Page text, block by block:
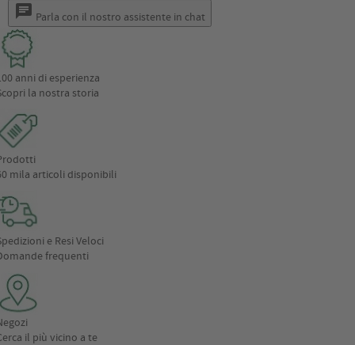
chat Parla con il nostro assistente in chat
anni di esperienza
la nostra storia
mila articoli disponibili
e Resi Veloci
frequenti
il più vicino a te